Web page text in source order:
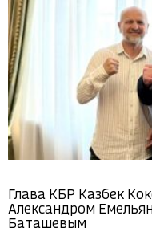
Глава КБР Казбек
Александром
Баташевым